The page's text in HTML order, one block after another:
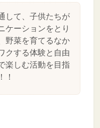
して、子供たちが
ケーションをとり
野菜を育てるなか
クする体験と自由
楽しむ活動を目指
！